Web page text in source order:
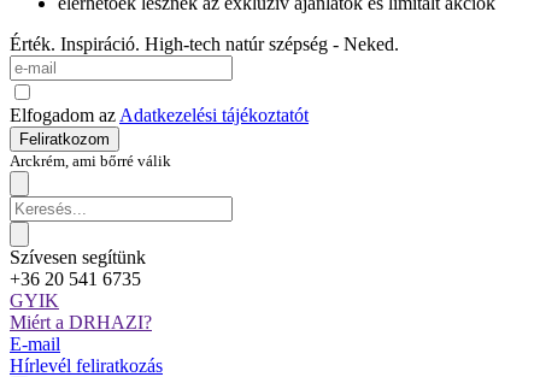
Érték. Inspiráció. High-tech natúr szépség - Neked.
Elfogadom az Adatkezelési tájékoztatót
Feliratkozom
Arckrém, ami bőrré válik
Szívesen segítünk
+36 20 541 6735
GYIK
Miért a DRHAZI?
E-mail
Hírlevél feliratkozás